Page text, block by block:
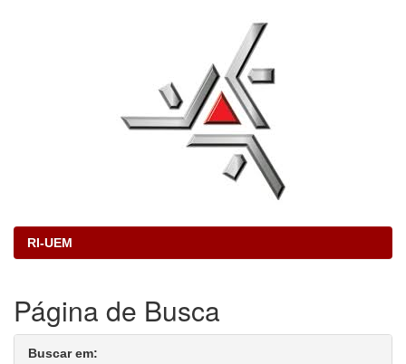
RI-UEM
Página de Busca
Buscar em: